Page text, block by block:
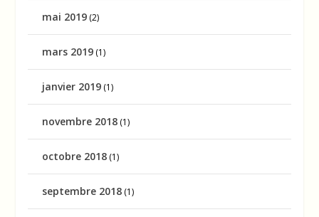
mai 2019 (2)
mars 2019 (1)
janvier 2019 (1)
novembre 2018 (1)
octobre 2018 (1)
septembre 2018 (1)